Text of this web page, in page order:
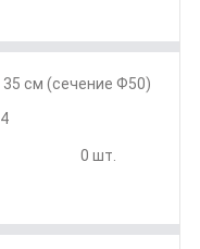
см (сечение Ф50)
0 шт.